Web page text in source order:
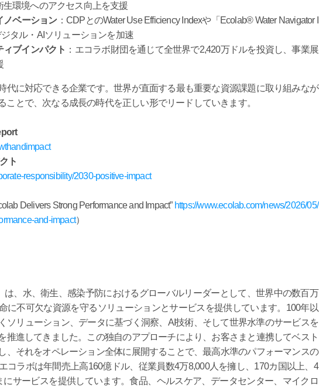
環境へのアクセス向上を支援
ノベーション：CDPとのWater Use Efficiency Indexや「Ecolab® Water Navigator I
タル・AIソリューションを加速
ブインパクト ：エコラボ財団を通じて全世界で2,420万ドルを投資し、事業展
代に対応できる企業です。世界が直面する最も重要な資源課題に取り組みなが
ことで、次なる成長の時代を正しい形でリードしていきます。
ト
responsibility/2030-positive-impact
Delivers Strong Performance and Impact” https://www.ecolab.com/news/2026/05/
and-impact）
は、水、衛生、感染予防におけるグローバルリーダーとして、世界中の数百万
に不可欠な資源を守るソリューションとサービスを提供しています。100年以
ソリューション、データに基づく洞察、AI技術、そして世界水準のサービスを
推進してきました。この独自のアプローチにより、お客さまと連携してベスト
、それをオペレーション全体に展開することで、最高水準のパフォーマンスの
コラボは年間売上高160億ドル、従業員数4万8,000人を擁し、170カ国以上、4
サービスを提供しています。食品、ヘルスケア、データセンター、マイクロ